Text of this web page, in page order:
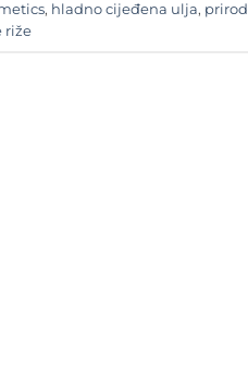
, hladno cijeđena ulja,
riže